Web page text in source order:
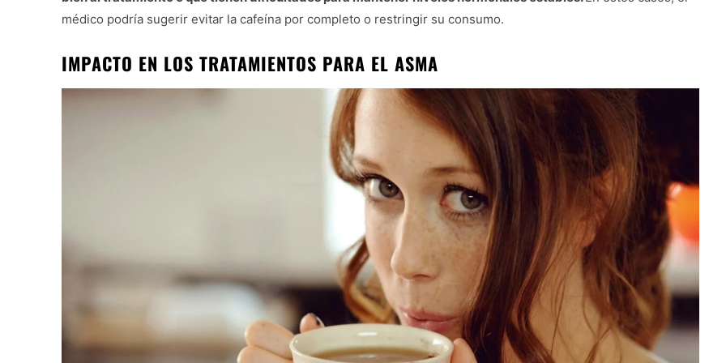
médico podría sugerir evitar la cafeína por completo o restringir su consumo.
IMPACTO EN LOS TRATAMIENTOS PARA EL ASMA